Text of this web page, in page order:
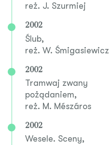
reż. J. Szurmiej
2002
Ślub,
reż. W. Śmigasiewicz
2002
Tramwaj zwany
pożądaniem,
reż. M. Mészáros
2002
Wesele. Sceny,